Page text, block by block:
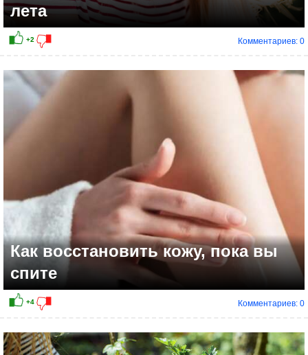
лета
Комментариев: 0
Как восстановить кожу, пока вы
спите
Комментариев: 0